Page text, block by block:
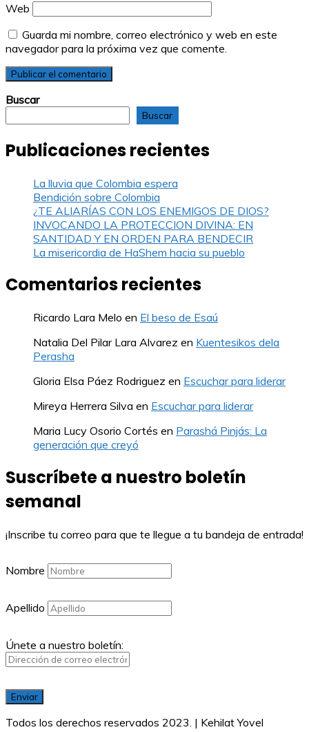
Web
Guarda mi nombre, correo electrónico y web en este
navegador para la próxima vez que comente.
Buscar
Buscar
Publicaciones recientes
La lluvia que Colombia espera
Bendición sobre Colombia
¿TE ALIARÍAS CON LOS ENEMIGOS DE DIOS?
INVOCANDO LA PROTECCION DIVINA: EN
SANTIDAD Y EN ORDEN PARA BENDECIR
La misericordia de HaShem hacia su pueblo
Comentarios recientes
Ricardo Lara Melo en El beso de Esaú
Natalia Del Pilar Lara Alvarez en Kuentesikos dela
Perasha
Gloria Elsa Páez Rodriguez en Escuchar para liderar
Mireya Herrera Silva en Escuchar para liderar
Maria Lucy Osorio Cortés en Parashá Pinjás: La
generación que creyó
Suscríbete a nuestro boletín
semanal
¡Inscribe tu correo para que te llegue a tu bandeja de entrada!
Nombre
Apellido
Únete a nuestro boletín:
Todos los derechos reservados 2023. | Kehilat Yovel